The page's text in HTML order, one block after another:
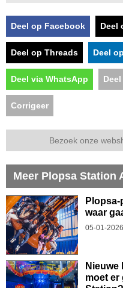
Deel op Facebook Deel
Deel op Threads Deel
Deel via WhatsApp
Corrigeer
Bezoek onze
Meer Plopsa Station
waar
05-01-
Nieuwe
moet er